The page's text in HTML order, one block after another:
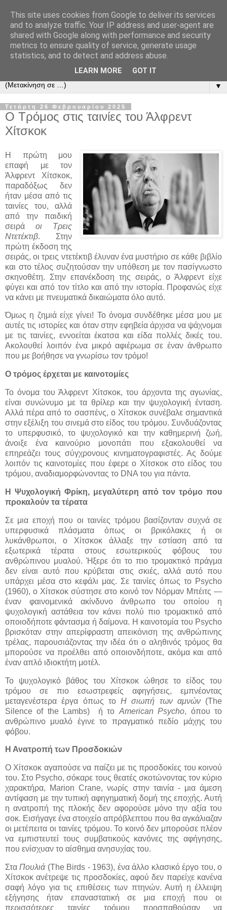
▼
Τετάρτη 26 Φεβρουαρίου 2025
Ο Τρόμος στις ταινίες του Άλφρεντ
Χίτσκοκ
Η πρώτη μου
επαφή με τον
Άλφρεντ Χίτσκοκ,
παραδόξως δεν
ήταν μέσα από τις
ταινίες του, αλλά
από την παιδική
σειράοι Τρεις
Ντετέκτιβ. Στην
πρώτη έκδοση της
σειράς, οι τρεις ντετέκτιβ έλυναν ένα μυστήριο σε κάθε βιβλίο
και στο τέλος συζητούσαν την υπόθεση με τον πασίγνωστο
σκηνοθέτη. Στην επανέκδοση της σειράς, ο Άλφρεντ είχε
φύγει και από τον τίτλο και από την ιστορία. Προφανώς είχε
να κάνει με πνευματικά δικαιώματα όλο αυτό.
Όμως η ζημιά είχε γίνει! Το όνομα συνδέθηκε μέσα μου με
αυτές τις ιστορίες και όταν στην εφηβεία άρχισα να ψάχνομαι
με τις ταινίες, εννοείται έκατσα και είδα πολλές δικές του.
Ακολουθεί λοιπόν ένα μικρό αφιέρωμα σε έναν άνθρωπο
που με βοήθησε να γνωρίσω τον τρόμο!
Ο τρόμος έρχεται με καινοτομίες
Το όνομα του Άλφρεντ Χίτσκοκ, του άρχοντα της αγωνίας,
είναι συνώνυμο με τα θρίλερ και την ψυχολογική ένταση.
Αλλά πέρα ​​από το σασπένς, ο Χίτσκοκ συνέβαλε σημαντικά
στην εξέλιξη του σινεμά στο είδος του τρόμου. Συνδυάζοντας
το υπερφυσικό, το ψυχολογικό και την καθημερινή ζωή,
άνοιξε ένα καινούριο μονοπάτι που εξακολουθεί να
επηρεάζει τους σύγχρονους κινηματογραφιστές. Ας δούμε
λοιπόν τις καινοτομίες που έφερε ο Χίτσκοκ στο είδος του
τρόμου, αναδιαμορφώνοντας το DNA του για πάντα.
Η Ψυχολογική Φρίκη, μεγαλύτερη από τον τρόμο που
προκαλούν τα τέρατα
Σε μια εποχή που οι ταινίες τρόμου βασίζονταν συχνά σε
υπερφυσικά πλάσματα όπως οι βρικόλακες ή οι
λυκάνθρωποι, ο Χίτσκοκ άλλαξε την εστίαση από τα
εξωτερικά τέρατα στους εσωτερικούς φόβους του
ανθρώπινου μυαλού. Ήξερε ότι το πιο τρομακτικό πράγμα
δεν είναι αυτό που κρύβεται στις σκιές, αλλά αυτό που
υπάρχει μέσα στο κεφάλι μας. Σε ταινίες όπως το Psycho
(1960), ο Χίτσκοκ σύστησε στο κοινό τον Νόρμαν Μπέιτς —
έναν φαινομενικά ακίνδυνο άνθρωπο του οποίου η
ψυχολογική αστάθεια τον κάνει πολύ πιο τρομακτικό από
οποιοδήποτε φάντασμα ή δαίμονα. Η καινοτομία του Psycho
βρισκόταν στην απερίφραστη απεικόνιση της ανθρώπινης
τρέλας, παρουσιάζοντας την ιδέα ότι ο αληθινός τρόμος θα
μπορούσε να προέλθει από οποιονδήποτε, ακόμα και από
έναν απλό ιδιοκτήτη μοτέλ.
Το ψυχολογικό βάθος του Χίτσκοκ ώθησε το είδος του
τρόμου σε πιο εσωστρεφείς αφηγήσεις, εμπνέοντας
μεταγενέστερα έργα όπως το Η σιωπή των αμνών (The
Silence of the Lambs) ή το American Psycho, όπου το
ανθρώπινο μυαλό έγινε το πραγματικό πεδίο μάχης του
φόβου.
Η Ανατροπή των Προσδοκιών
Ο Χίτσκοκ αγαπούσε να παίζει με τις προσδοκίες του κοινού
του. Στο Psycho, σόκαρε τους θεατές σκοτώνοντας τον κύριο
χαρακτήρα, Marion Crane, νωρίς στην ταινία - μια άμεση
αντίφαση με την τυπική αφηγηματική δομή της εποχής. Αυτή
η ανατροπή της πλοκής δεν αφορούσε μόνο την αξία του
σοκ. Εισήγαγε ένα στοιχείο απρόβλεπτου που θα αγκάλιαζαν
οι μετέπειτα οι ταινίες τρόμου. Το κοινό δεν μπορούσε πλέον
να εμπιστευτεί τους συμβατικούς κανόνες της αφήγησης,
που ενίσχυαν το αίσθημα ανησυχίας του.
ΣταΠουλιά(The Birds - 1963), ένα άλλο κλασικό έργο του, ο
Χίτσκοκ ανέτρεψε τις προσδοκίες, αφού δεν παρείχε κανένα
σαφή λόγο για τις επιθέσεις των πτηνών. Αυτή η έλλειψη
εξήγησης ήταν επαναστατική σε μια εποχή που οι
περισσότερες ταινίες τρόμου προσπαθούσαν να
This site uses cookies from Google to deliver its services
and to analyze traffic. Your IP address and user-agent are
shared with Google along with performance and security
metrics to ensure quality of service, generate usage
statistics, and to detect and address abuse.
LEARN MORE GOT IT